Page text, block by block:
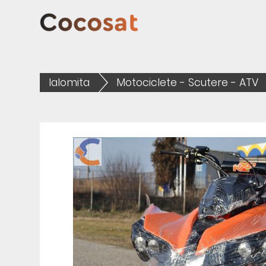
Ialomita Motociclete - Scutere - ATV